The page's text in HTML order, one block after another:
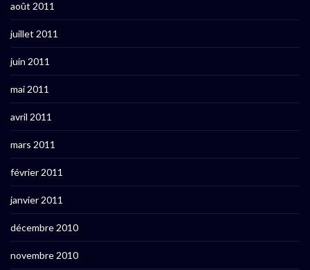
août 2011
juillet 2011
juin 2011
mai 2011
avril 2011
mars 2011
février 2011
janvier 2011
décembre 2010
novembre 2010